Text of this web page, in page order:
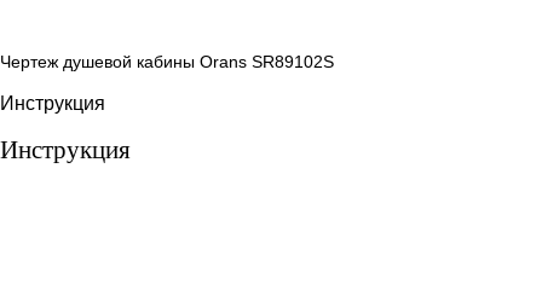
Чертеж душевой кабины Orans SR89102S
Инструкция
Инструкция